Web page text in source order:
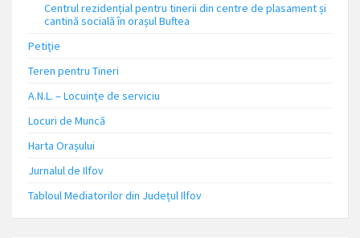
Centrul rezidențial pentru tinerii din centre de plasament și
cantină socială în orașul Buftea
Petiție
Teren pentru Tineri
A.N.L. – Locuinţe de serviciu
Locuri de Muncă
Harta Orașului
Jurnalul de Ilfov
Tabloul Mediatorilor din Județul Ilfov